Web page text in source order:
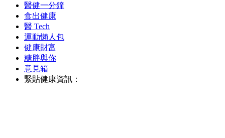
醫健一分鐘
食出健康
醫 Tech
運動懶人包
健康財富
糖胖與你
意見箱
緊貼健康資訊：